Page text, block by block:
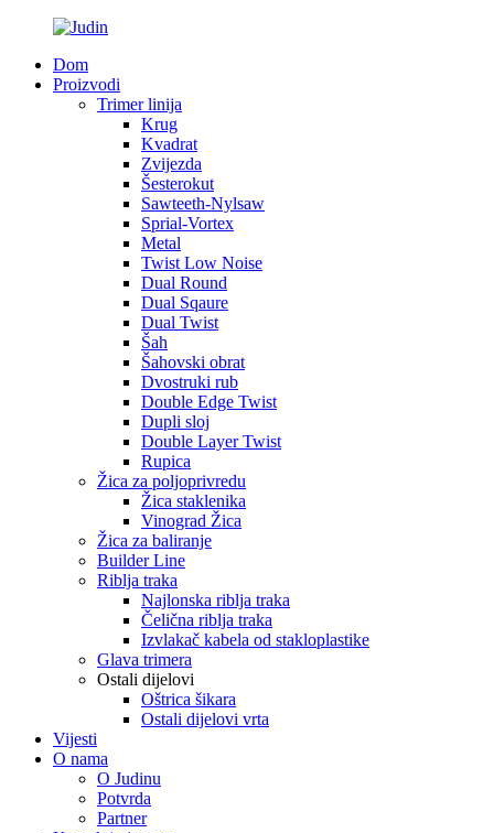
Dom
Proizvodi
Trimer linija
Krug
Kvadrat
Zvijezda
Šesterokut
Sawteeth-Nylsaw
Sprial-Vortex
Metal
Twist Low Noise
Dual Round
Dual Sqaure
Dual Twist
Šah
Šahovski obrat
Dvostruki rub
Double Edge Twist
Dupli sloj
Double Layer Twist
Rupica
Žica za poljoprivredu
Žica staklenika
Vinograd Žica
Žica za baliranje
Builder Line
Riblja traka
Najlonska riblja traka
Čelična riblja traka
Izvlakač kabela od stakloplastike
Glava trimera
Ostali dijelovi
Oštrica šikara
Ostali dijelovi vrta
Vijesti
O nama
O Judinu
Potvrda
Partner